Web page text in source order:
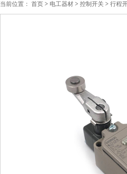
当前位置： 首页 > 电工器材 > 控制开关 > 行程